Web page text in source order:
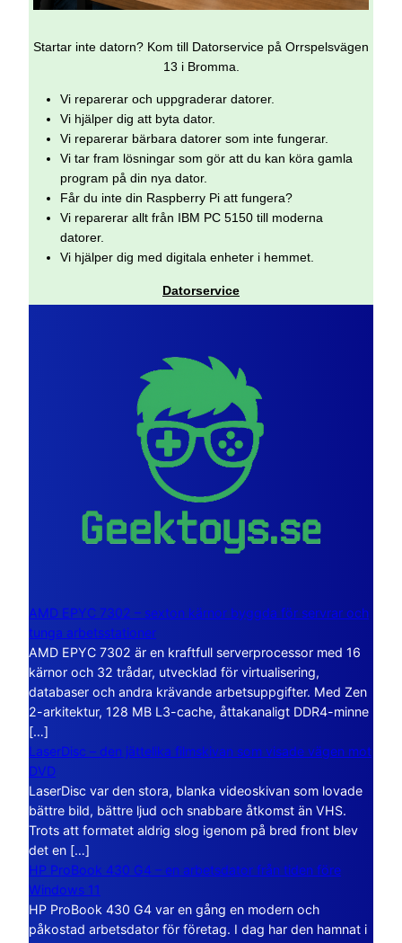
Startar inte datorn? Kom till Datorservice på Orrspelsvägen
13 i Bromma.
Vi reparerar och uppgraderar datorer.
Vi hjälper dig att byta dator.
Vi reparerar bärbara datorer som inte fungerar.
Vi tar fram lösningar som gör att du kan köra gamla
program på din nya dator.
Får du inte din Raspberry Pi att fungera?
Vi reparerar allt från IBM PC 5150 till moderna
datorer.
Vi hjälper dig med digitala enheter i hemmet.
Datorservice
AMD EPYC 7302 – sexton kärnor byggda för servrar och
tunga arbetsstationer
AMD EPYC 7302 är en kraftfull serverprocessor med 16
kärnor och 32 trådar, utvecklad för virtualisering,
databaser och andra krävande arbetsuppgifter. Med Zen
2-arkitektur, 128 MB L3-cache, åttakanaligt DDR4-minne
[…]
LaserDisc – den jättelika filmskivan som visade vägen mot
DVD
LaserDisc var den stora, blanka videoskivan som lovade
bättre bild, bättre ljud och snabbare åtkomst än VHS.
Trots att formatet aldrig slog igenom på bred front blev
det en […]
HP ProBook 430 G4 – en arbetsdator från tiden före
Windows 11
HP ProBook 430 G4 var en gång en modern och
påkostad arbetsdator för företag. I dag har den hamnat i